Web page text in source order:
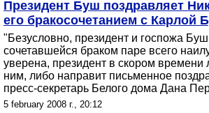
Президент Буш поздравляет
его бракосочетанием с Карлой
"Безусловно, президент и госпожа
сочетавшейся браком паре всего
уверена, президент в скором времени
ним, либо направит письменное
пресс-секретарь Белого дома Дана
5 february 2008 г., 20:12